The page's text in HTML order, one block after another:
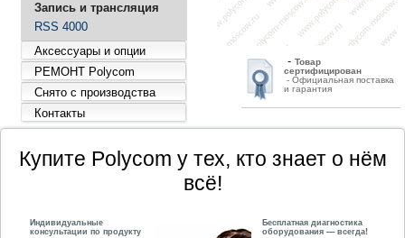
Запись и трансляция
RSS 4000
Аксессуары и опции
РЕМОНТ Polycom
Снято с производства
Контакты
Гарантия
выгодной
цены
- Экономим Ваши деньги
- Товар
сертифицирован
- Официальная поставка
и гарантия
Купите Polycom у тех, кто знает о нём
всё!
Индивидуальные
консультации по продукту
Бесплатная диагностика
оборудования — всегда!